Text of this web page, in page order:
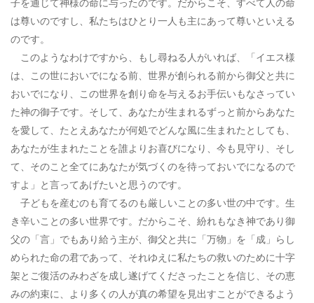
は尊いのですし、私たちはひとり一人も主にあって尊いといえる
のです。
このようなわけですから、もし尋ねる人がいれば、「イエス様
は、この世においでになる前、世界が創られる前から御父と共に
おいでになり、この世界を創り命を与えるお手伝いもなさってい
た神の御子です。そして、あなたが生まれるずっと前からあなた
を愛して、たとえあなたが何処でどんな風に生まれたとしても、
あなたが生まれたことを誰よりお喜びになり、今も見守り、そし
て、そのこと全てにあなたが気づくのを待っておいでになるので
すよ」と言ってあげたいと思うのです。
子どもを産むのも育てるのも厳しいことの多い世の中です。生
き辛いことの多い世界です。だからこそ、紛れもなき神であり御
父の「言」でもあり給う主が、御父と共に「万物」を「成」らし
められた命の君であって、それゆえに私たちの救いのために十字
架とご復活のみわざを成し遂げてくださったことを信じ、その恵
みの約束に、より多くの人が真の希望を見出すことができるよう